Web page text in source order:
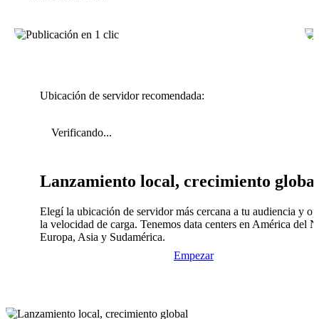
Ubicación de servidor recomendada:
Verificando...
Lanzamiento local, crecimiento global
Elegí la ubicación de servidor más cercana a tu audiencia y
la velocidad de carga. Tenemos data centers en América del
Europa, Asia y Sudamérica.
Empezar